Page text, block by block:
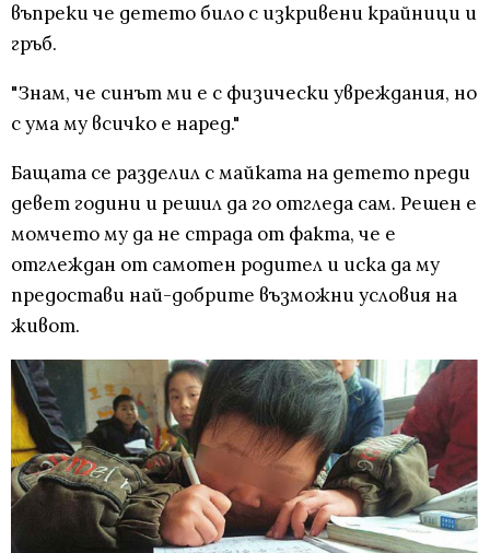
въпреки че детето било с изкривени крайници и
гръб.
"Знам, че синът ми е с физически увреждания, но
с ума му всичко е наред."
Бащата се разделил с майката на детето преди
девет години и решил да го отгледа сам. Решен е
момчето му да не страда от факта, че е
отглеждан от самотен родител и иска да му
предостави най-добрите възможни условия на
живот.